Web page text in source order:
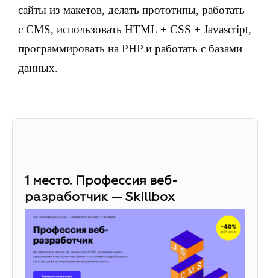
сайты из макетов, делать прототипы, работать
с CMS, использовать HTML + CSS + Javascript,
программировать на PHP и работать с базами
данных.
1 место. Профессия веб-
разработчик — Skillbox